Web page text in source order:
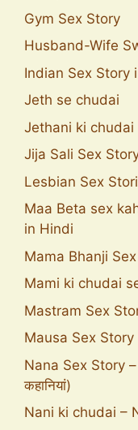
Gym Sex Story
Husband-Wife
Indian Sex Story
Jeth se chudai
Jethani ki chudai
Jija Sali Sex Story
Lesbian Sex
Maa Beta sex
in Hindi
Mama Bhanji
Mami ki chudai
Mastram Sex Story
Mausa Sex Story
Nana Sex Story –
कहानियां)
Nani ki chudai –